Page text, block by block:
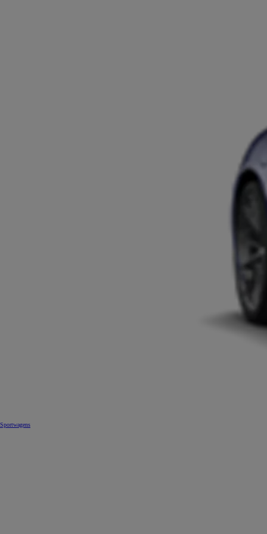
Sportwagens